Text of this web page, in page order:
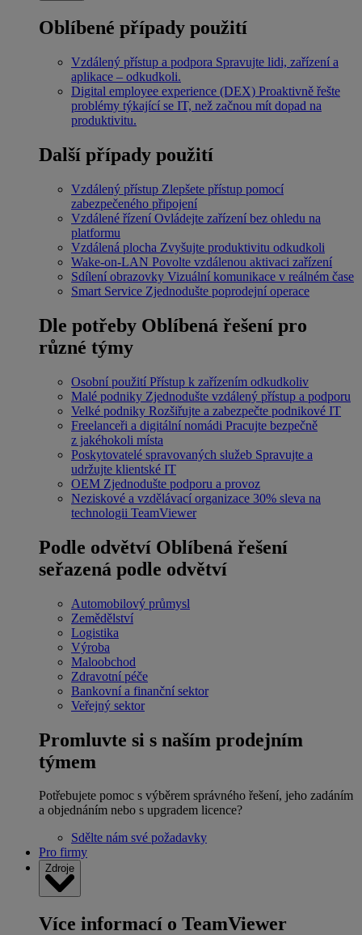
Oblíbené případy použití
Vzdálený přístup a podpora Spravujte lidi, zařízení a
aplikace – odkudkoli.
Digital employee experience (DEX) Proaktivně řešte
problémy týkající se IT, než začnou mít dopad na
produktivitu.
Další případy použití
Vzdálený přístup Zlepšete přístup pomocí
zabezpečeného připojení
Vzdálené řízení Ovládejte zařízení bez ohledu na
platformu
Vzdálená plocha Zvyšujte produktivitu odkudkoli
Wake-on-LAN Povolte vzdálenou aktivaci zařízení
Sdílení obrazovky Vizuální komunikace v reálném čase
Smart Service Zjednodušte poprodejní operace
Dle potřeby Oblíbená řešení pro
různé týmy
Osobní použití Přístup k zařízením odkudkoliv
Malé podniky Zjednodušte vzdálený přístup a podporu
Velké podniky Rozšiřujte a zabezpečte podnikové IT
Freelanceři a digitální nomádi Pracujte bezpečně
z jakéhokoli místa
Poskytovatelé spravovaných služeb Spravujte a
udržujte klientské IT
OEM Zjednodušte podporu a provoz
Neziskové a vzdělávací organizace 30% sleva na
technologii TeamViewer
Podle odvětví Oblíbená řešení
seřazená podle odvětví
Automobilový průmysl
Zemědělství
Logistika
Výroba
Maloobchod
Zdravotní péče
Bankovní a finanční sektor
Veřejný sektor
Promluvte si s naším prodejním
týmem
Potřebujete pomoc s výběrem správného řešení, jeho zadáním
a objednáním nebo s upgradem licence?
Sdělte nám své požadavky
Pro firmy
Zdroje
Více informací o TeamViewer